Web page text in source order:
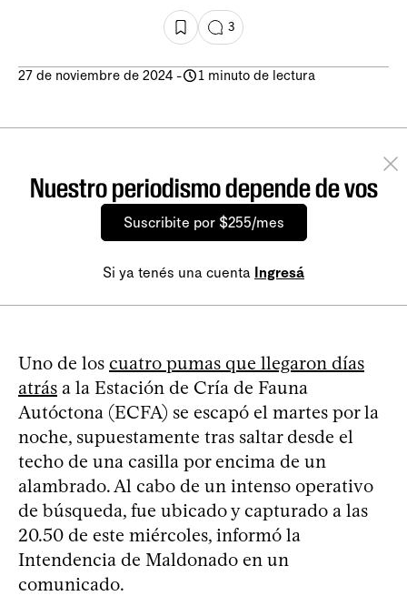
3
27 de noviembre de 2024 - 1 minuto de lectura
Nuestro periodismo depende de vos
Suscribite por $255/mes
Si ya tenés una cuenta Ingresá
Uno de los cuatro pumas que llegaron días
atrás a la Estación de Cría de Fauna
Autóctona (ECFA) se escapó el martes por la
noche, supuestamente tras saltar desde el
techo de una casilla por encima de un
alambrado. Al cabo de un intenso operativo
de búsqueda, fue ubicado y capturado a las
20.50 de este miércoles, informó la
Intendencia de Maldonado en un
comunicado.